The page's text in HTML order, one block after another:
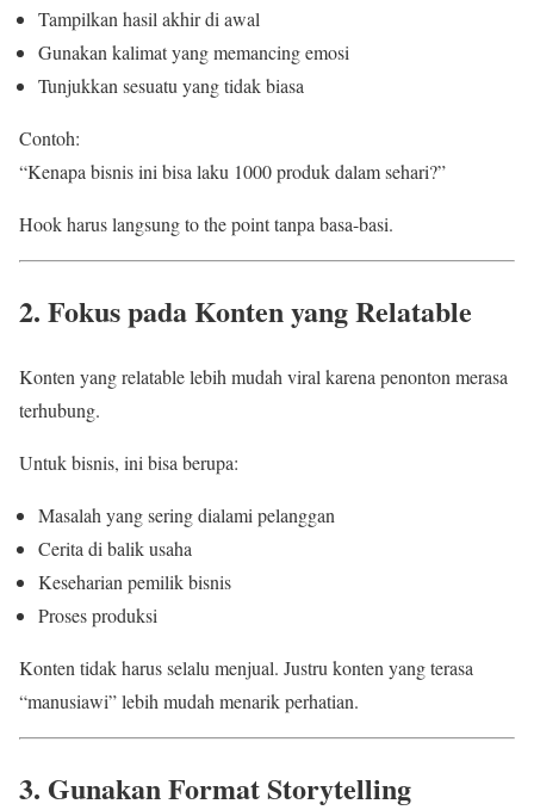
Tampilkan hasil akhir di awal
Gunakan kalimat yang memancing emosi
Tunjukkan sesuatu yang tidak biasa
Contoh:
“Kenapa bisnis ini bisa laku 1000 produk dalam sehari?”
Hook harus langsung to the point tanpa basa-basi.
2. Fokus pada Konten yang Relatable
Konten yang relatable lebih mudah viral karena penonton merasa
terhubung.
Untuk bisnis, ini bisa berupa:
Masalah yang sering dialami pelanggan
Cerita di balik usaha
Keseharian pemilik bisnis
Proses produksi
Konten tidak harus selalu menjual. Justru konten yang terasa
“manusiawi” lebih mudah menarik perhatian.
3. Gunakan Format Storytelling